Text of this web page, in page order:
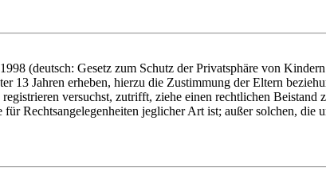
(deutsch: Gesetz zum Schutz der Privatsphäre von
13 Jahren erheben, hierzu die Zustimmung der Eltern
versuchst, zutrifft, ziehe einen rechtlichen
Rechtsangelegenheiten jeglicher Art ist; außer solchen,